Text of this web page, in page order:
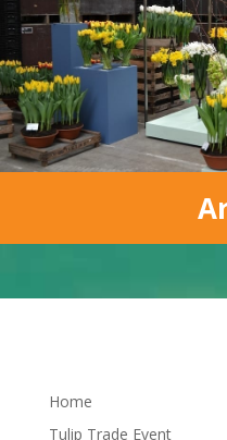
Home
Tulip Trade Event